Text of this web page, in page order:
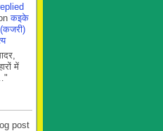
कइके
में
post